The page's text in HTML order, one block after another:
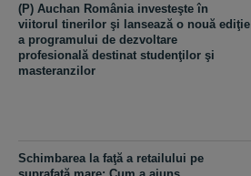
(P) Auchan România investeşte în
viitorul tinerilor şi lansează o nouă ediţie
a programului de dezvoltare
profesională destinat studenţilor şi
masteranzilor
Schimbarea la faţă a retailului pe
suprafaţă mare: Cum a ajuns